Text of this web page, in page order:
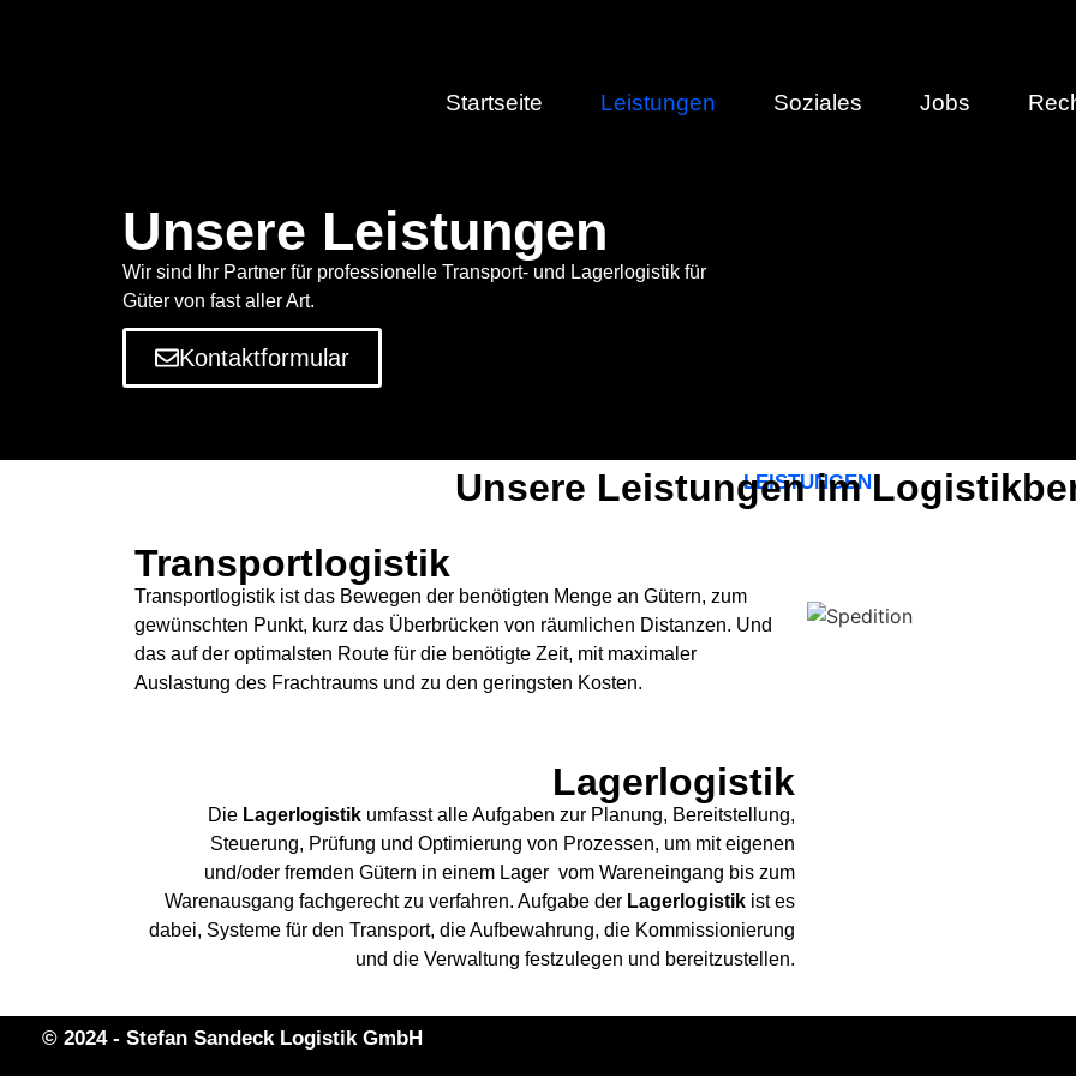
Startseite Leistungen Soziales Jobs
Unsere Leistungen
Wir sind Ihr Partner für professionelle Transport- und Lagerlogistik für
Güter von fast aller Art.
Kontaktformular
LEISTUNGEN
Unsere Leistungen im
Transportlogistik
Transportlogistik ist das Bewegen der benötigten Menge an Gütern, zum
gewünschten Punkt, kurz das Überbrücken von räumlichen Distanzen. Und
das auf der optimalsten Route für die benötigte Zeit, mit maximaler
Auslastung des Frachtraums und zu den geringsten Kosten.
Lagerlogistik
Die Lagerlogistik umfasst alle Aufgaben zur Planung, Bereitstellung,
Steuerung, Prüfung und Optimierung von Prozessen, um mit eigenen
und/oder fremden Gütern in einem Lager vom Wareneingang bis zum
Warenausgang fachgerecht zu verfahren. Aufgabe der Lagerlogistik ist es
dabei, Systeme für den Transport, die Aufbewahrung, die Kommissionierung
und die Verwaltung festzulegen und bereitzustellen.
© 2024 - Stefan Sandeck Logistik GmbH